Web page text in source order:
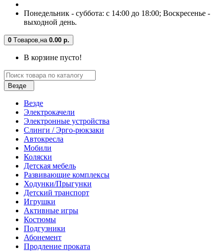
Понедельник - суббота: с 14:00 до 18:00; Воскресенье -
выходной день.
0 Tоваров, на 0.00 р.
В корзине пусто!
Везде
Везде
Электрокачели
Электронные устройства
Слинги / Эрго-рюкзаки
Автокресла
Мобили
Коляски
Детская мебель
Развивающие комплексы
Ходунки/Прыгунки
Детский транспорт
Игрушки
Активные игры
Костюмы
Подгузники
Абонемент
Продление проката